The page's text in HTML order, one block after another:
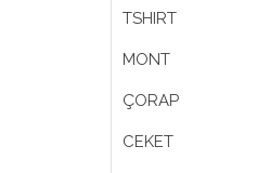
TSHIRT
MONT
ÇORAP
CEKET